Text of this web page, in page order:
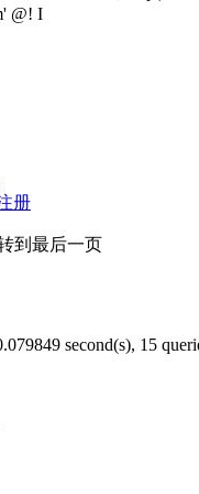
@! I
册
到最后一页
second(s), 15